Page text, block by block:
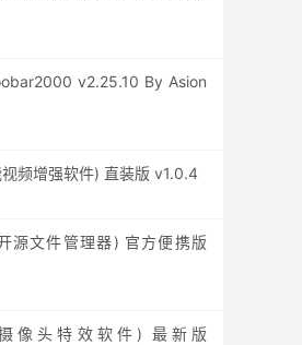
v2.25.10 By Asion
频增强软件) 直装版 v1.0.4
源文件管理器) 官方便携版
摄像头特效软件) 最新版